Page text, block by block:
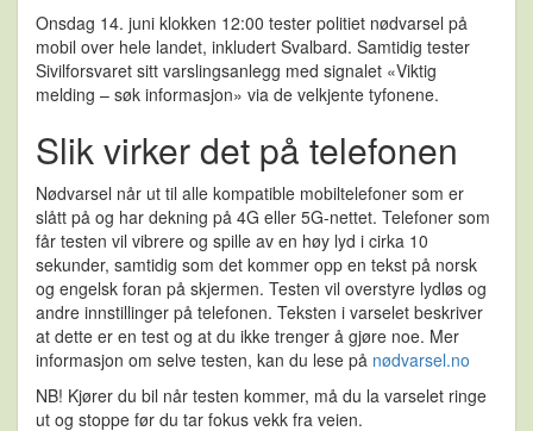
Onsdag 14. juni klokken 12:00 tester politiet nødvarsel på
mobil over hele landet, inkludert Svalbard. Samtidig tester
Sivilforsvaret sitt varslingsanlegg med signalet «Viktig
melding – søk informasjon» via de velkjente tyfonene.
Slik virker det på telefonen
Nødvarsel når ut til alle kompatible mobiltelefoner som er
slått på og har dekning på 4G eller 5G-nettet. Telefoner som
får testen vil vibrere og spille av en høy lyd i cirka 10
sekunder, samtidig som det kommer opp en tekst på norsk
og engelsk foran på skjermen. Testen vil overstyre lydløs og
andre innstillinger på telefonen. Teksten i varselet beskriver
at dette er en test og at du ikke trenger å gjøre noe. Mer
informasjon om selve testen, kan du lese på nødvarsel.no
NB! Kjører du bil når testen kommer, må du la varselet ringe
ut og stoppe før du tar fokus vekk fra veien.